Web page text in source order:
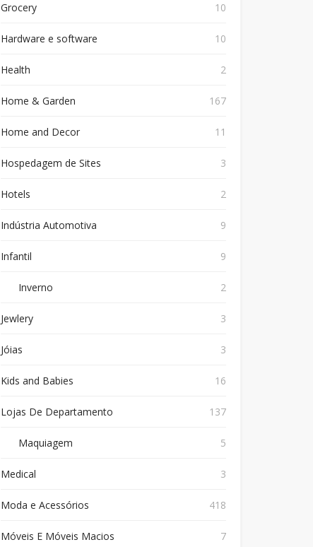
Grocery 10
Hardware e software 10
Health 2
Home & Garden 167
Home and Decor 11
Hospedagem de Sites 3
Hotels 2
Indústria Automotiva 9
Infantil 9
Inverno 2
Jewlery 3
Jóias 3
Kids and Babies 16
Lojas De Departamento 137
Maquiagem 5
Medical 3
Moda e Acessórios 418
Móveis E Móveis Macios 7